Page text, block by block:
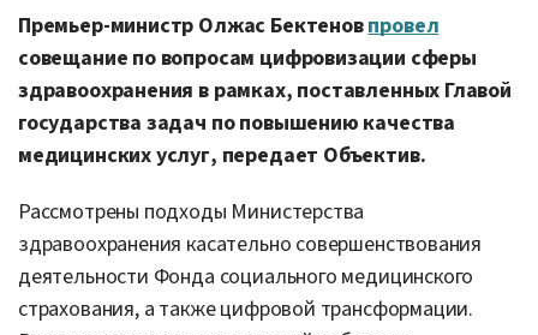
Премьер-министр Олжас Бектеновпровел
совещание по вопросам цифровизации сферы
здравоохранения в рамках, поставленных Главой
государства задач по повышению качества
медицинских услуг, передает Объектив.
Рассмотрены подходы Министерства
здравоохранения касательно совершенствования
деятельности Фонда социального медицинского
страхования, а также цифровой трансформации.